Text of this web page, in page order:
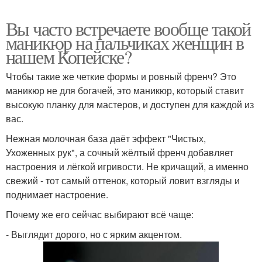
Вы часто встречаете вообще такой
маникюр на пальчиках женщин в
нашем Копейске?
Чтобы такие же четкие формы и ровный френч? Это
маникюр не для богачей, это маникюр, который ставит
высокую планку для мастеров, и доступен для каждой из
вас.
Нежная молочная база даёт эффект "Чистых,
Ухоженных рук", а сочный жёлтый френч добавляет
настроения и лёгкой игривости. Не кричащий, а именно
свежий - тот самый оттенок, который ловит взгляды и
поднимает настроение.
Почему же его сейчас выбирают всё чаще:
- Выглядит дорого, но с ярким акцентом.